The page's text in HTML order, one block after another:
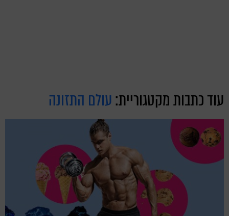
עוד כתבות מקטגוריית:עולם התזונה